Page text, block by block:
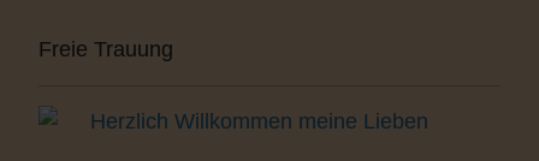
Freie Trauung
Herzlich Willkommen meine Lieben